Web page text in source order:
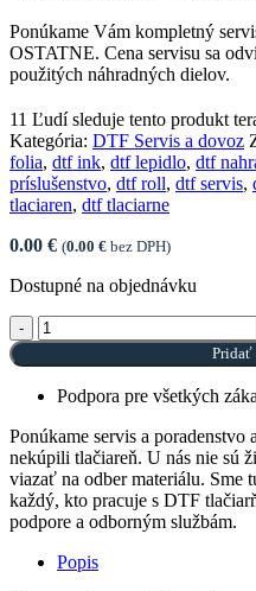
Ponúkame Vám kompletný
OSTATNE. Cena servisu sa
použitých náhradných dielov.
11 Ľudí sleduje tento produkt
Kategória: DTF Servis a dovoz
folia, dtf ink, dtf lepidlo, dtf
príslušenstvo, dtf roll, dtf servis,
tlaciaren, dtf tlaciarne
0.00 € (0.00 € bez DPH)
Dostupné na objednávku
množstvo Servis tlačiarne
Pridať
Podpora pre všetkých
Ponúkame servis a
nekúpili tlačiareň. U nás nie sú
viazať na odber materiálu. Sme
každý, kto pracuje s DTF
podpore a odborným službám.
Popis